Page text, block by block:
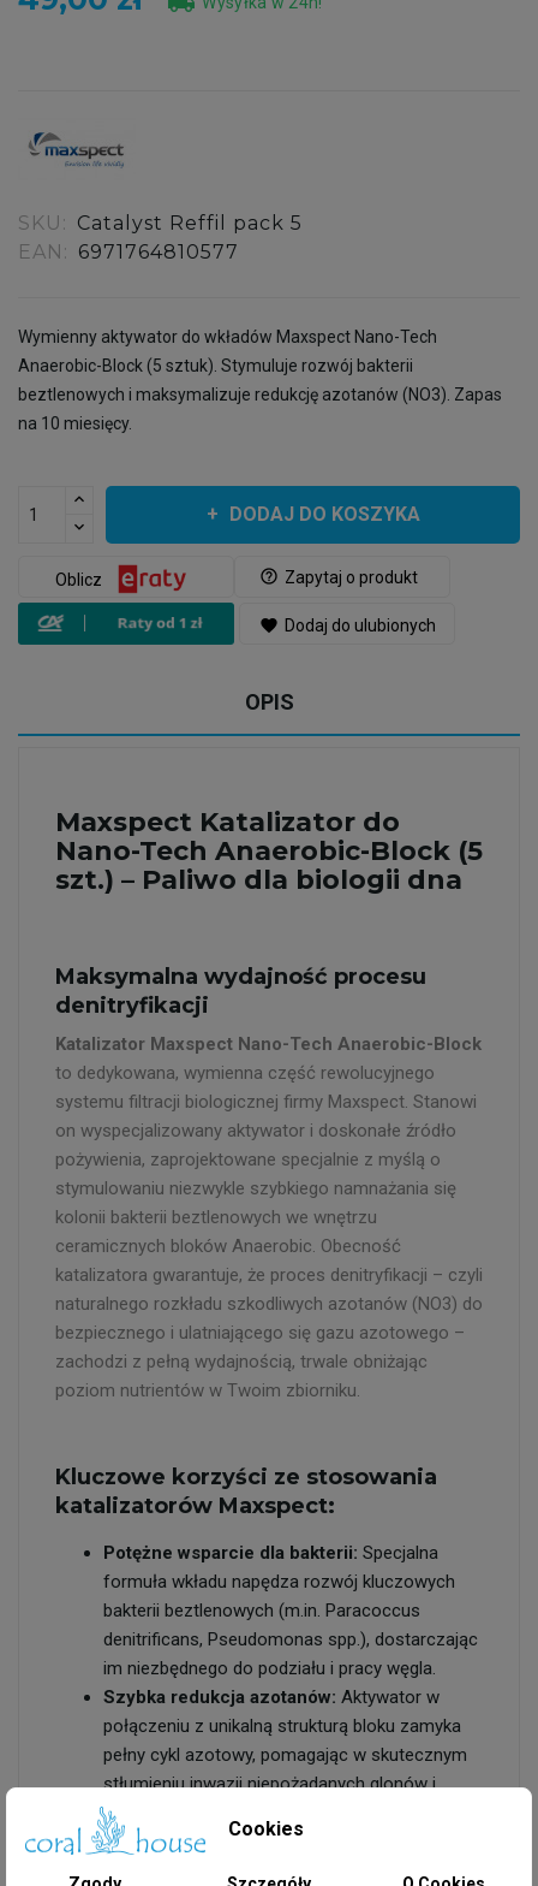
SKU: Catalyst Reffil pack 5
EAN: 6971764810577
Wymienny aktywator do wkładów Maxspect Nano-Tech
Anaerobic-Block (5 sztuk). Stymuluje rozwój bakterii
beztlenowych i maksymalizuje redukcję azotanów (NO3). Zapas
na 10 miesięcy.
DODAJ DO KOSZYKA
help_outline Zapytaj o produkt
Oblicz
favorite Dodaj do ulubionych
OPIS
Maxspect Katalizator do
Nano-Tech Anaerobic-Block (5
szt.) – Paliwo dla biologii dna
Maksymalna wydajność procesu
denitryfikacji
Katalizator Maxspect Nano-Tech Anaerobic-Block
to dedykowana, wymienna część rewolucyjnego
systemu filtracji biologicznej firmy Maxspect. Stanowi
on wyspecjalizowany aktywator i doskonałe źródło
pożywienia, zaprojektowane specjalnie z myślą o
stymulowaniu niezwykle szybkiego namnażania się
kolonii bakterii beztlenowych we wnętrzu
ceramicznych bloków Anaerobic. Obecność
katalizatora gwarantuje, że proces denitryfikacji – czyli
naturalnego rozkładu szkodliwych azotanów (NO3) do
bezpiecznego i ulatniającego się gazu azotowego –
zachodzi z pełną wydajnością, trwale obniżając
poziom nutrientów w Twoim zbiorniku.
Kluczowe korzyści ze stosowania
katalizatorów Maxspect:
Potężne wsparcie dla bakterii: Specjalna
formuła wkładu napędza rozwój kluczowych
bakterii beztlenowych (m.in. Paracoccus
denitrificans, Pseudomonas spp.), dostarczając
im niezbędnego do podziału i pracy węgla.
Szybka redukcja azotanów: Aktywator w
połączeniu z unikalną strukturą bloku zamyka
pełny cykl azotowy, pomagając w skutecznym
stłumieniu inwazji niepożądanych glonów i
poprawie barw koralowców.
Długotrwałe działanie:Pojedynczy wkład
Cookies